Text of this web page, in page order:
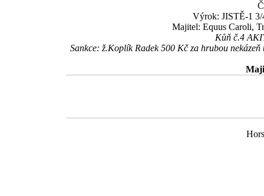
Výrok: JISTĚ-1 3/
Majitel: Equus Caroli,
Kůň č.4
Sankce: ž.Koplík Radek 500 Kč za hrubou